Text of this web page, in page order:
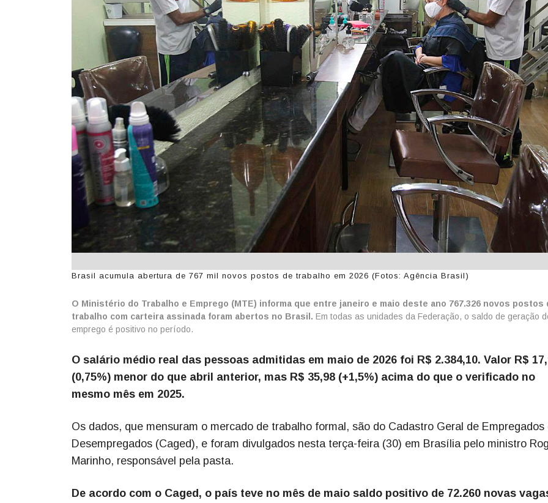
Brasil acumula abertura de 767 mil novos postos de trabalho em 2026 (Fotos: Agência Brasil)
O Ministério do Trabalho e Emprego (MTE) informa que entre janeiro e maio deste ano 767.326 novos postos
trabalho com carteira assinada foram abertos no Brasil. Em todas as unidades da Federação, o saldo de geração
emprego é positivo no período.
O salário médio real das pessoas admitidas em maio de 2026 foi R$ 2.384,10. Valor R$
(0,75%) menor do que abril anterior, mas R$ 35,98 (+1,5%) acima do que o verificado no
mesmo mês em 2025.
Os dados, que mensuram o mercado de trabalho formal, são do Cadastro Geral de Empregados
Desempregados (Caged), e foram divulgados nesta terça-feira (30) em Brasília pelo ministro
Marinho, responsável pela pasta.
De acordo com o Caged, o país teve no mês de maio saldo positivo de 72.260 novas